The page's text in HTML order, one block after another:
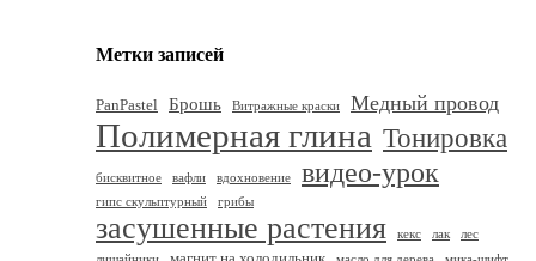
Метки записей
PanPastel Брошь Витражные краски Медный провод
Полимерная глина Тонировка
бисквитное вафли вдохновение видео-урок
гипс скульптурный грибы
засушенные растения кекс лак
лес